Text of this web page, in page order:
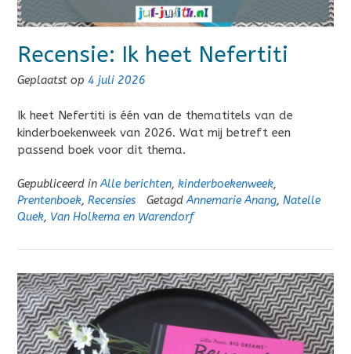
Recensie: Ik heet Nefertiti
Geplaatst op 4 juli 2026
Ik heet Nefertiti is één van de thematitels van de
kinderboekenweek van 2026. Wat mij betreft een
passend boek voor dit thema.
Gepubliceerd inAlle berichten, kinderboekenweek,
Prentenboek, Recensies GetagdAnnemarie Anang, Natelle
Quek, Van Holkema en Warendorf